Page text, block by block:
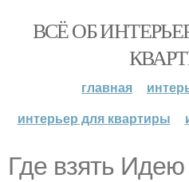
ВСЁ ОБ
главная
интерьер для квартиры
Где взять